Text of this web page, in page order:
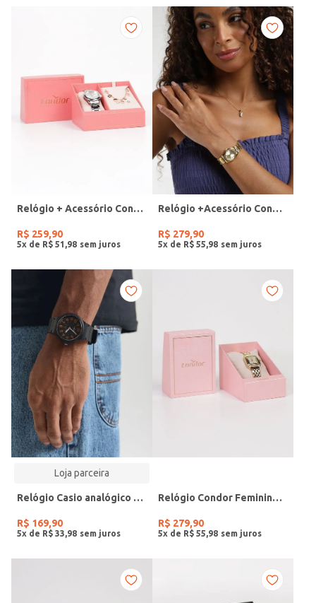
Relógio + Acessório Condor Feminino PRATA
R$ 259,90
5x de R$ 51 98
Relógio +Acessório Condor Feminino DOURADO
R$ 279,90
5x de R$ 55 98
Loja parceira
Relógio Casio analógico MW-240-4BVDF-SC
R$ 169,90
5x de R$ 33 98
Relógio Condor Feminino DOURADO
R$ 279,90
5x de R$ 55 98